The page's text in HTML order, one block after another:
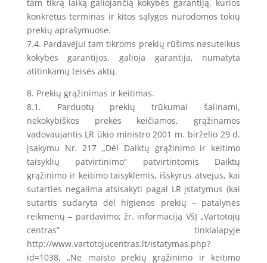
tam tikrą laiką galiojančią kokybės garantiją, kurios
konkretus terminas ir kitos sąlygos nurodomos tokių
prekių aprašymuose.
7.4. Pardavėjui tam tikroms prekių rūšims nesuteikus
kokybės garantijos, galioja garantija, numatyta
atitinkamų teisės aktų.
8. Prekių grąžinimas ir keitimas.
8.1. Parduotų prekių trūkumai šalinami,
nekokybiškos prekės keičiamos, grąžinamos
vadovaujantis LR ūkio ministro 2001 m. birželio 29 d.
įsakymu Nr. 217 „Dėl Daiktų grąžinimo ir keitimo
taisyklių patvirtinimo“ patvirtintomis Daiktų
grąžinimo ir keitimo taisyklėmis, išskyrus atvejus, kai
sutarties negalima atsisakyti pagal LR įstatymus (kai
sutartis sudaryta dėl higienos prekių – patalynės
reikmenų – pardavimo; žr. informaciją VšĮ „Vartotojų
centras“ tinklalapyje
http://www.vartotojucentras.lt/istatymas.php?
id=1038, „Ne maisto prekių grąžinimo ir keitimo